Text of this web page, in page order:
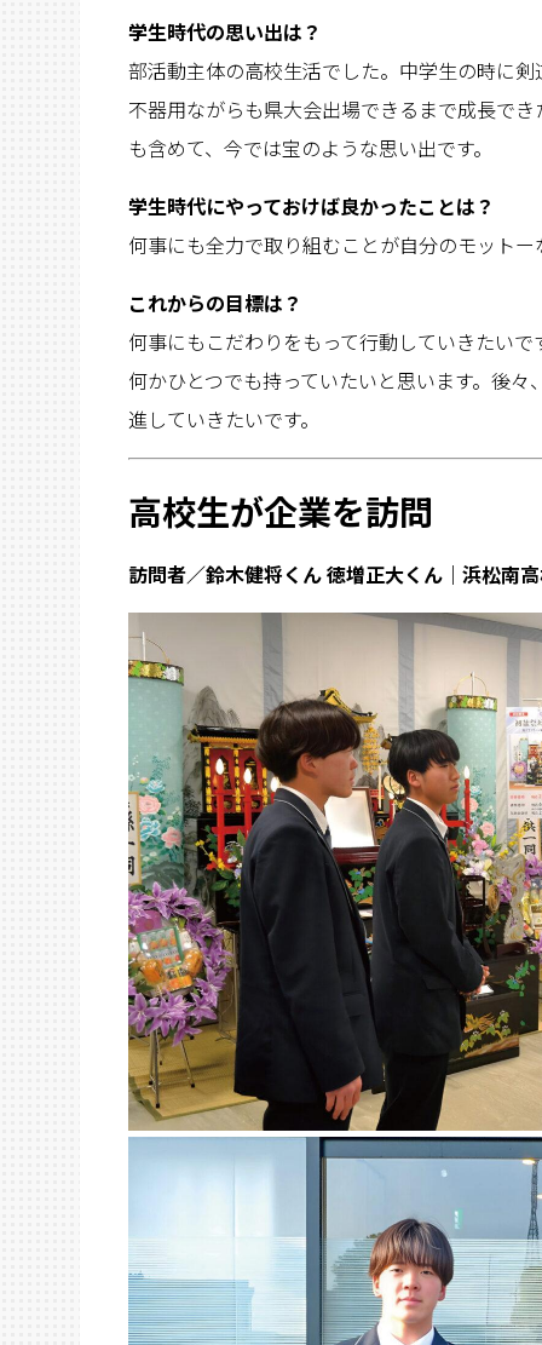
学生時代の思い出は？
部活動主体の高校生活でした。中学生の時に
不器用ながらも県大会出場できるまで成長で
も含めて、今では宝のような思い出です。
学生時代にやっておけば良かったことは？
何事にも全力で取り組むことが自分のモット
これからの目標は？
何事にもこだわりをもって行動していきたい
何かひとつでも持っていたいと思います。後
進していきたいです。
高校生が企業を訪問
訪問者／鈴木健将くん 徳増正大くん｜浜松南